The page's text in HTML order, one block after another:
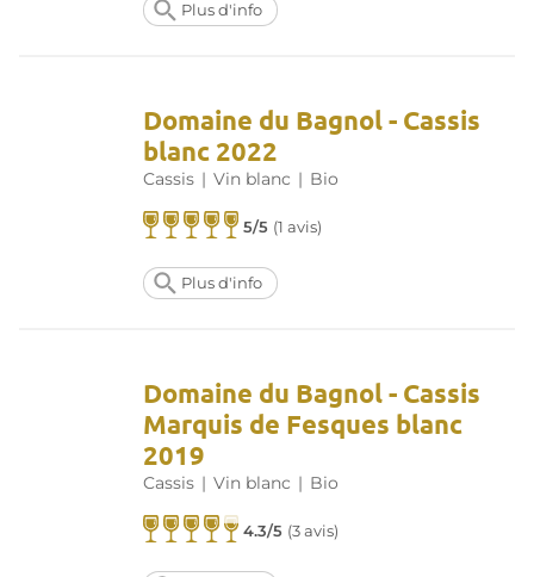
Plus d'info
Domaine du Bagnol - Cassis
blanc 2022
Cassis | Vin blanc | Bio
5/5 (1 avis)
Plus d'info
Domaine du Bagnol - Cassis
Marquis de Fesques blanc
2019
Cassis | Vin blanc | Bio
4.3/5 (3 avis)